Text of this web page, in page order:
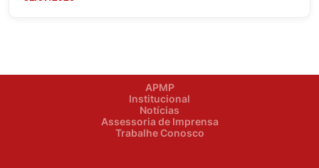
APMP
Institucional
Notícias
Assessoria de Imprensa
Trabalhe Conosco